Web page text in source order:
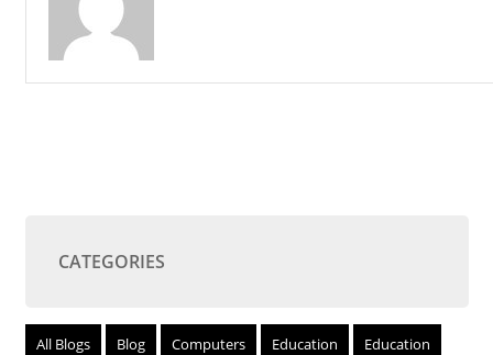
CATEGORIES
All Blogs Blog Computers Education Education